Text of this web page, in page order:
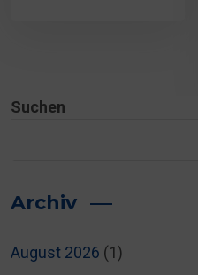
Suchen
Archiv
August 2026 (1)